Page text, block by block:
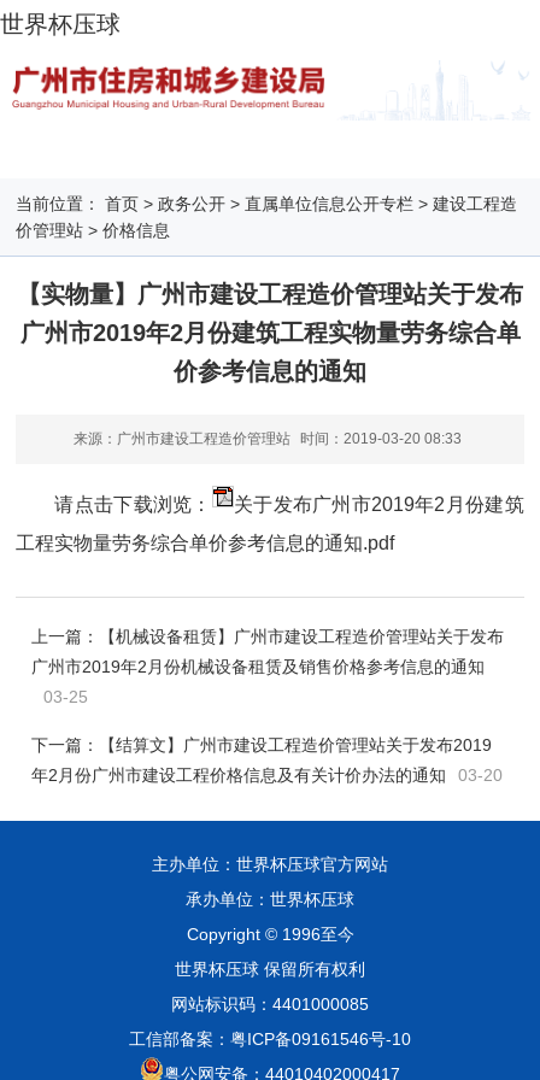
世界杯压球
当前位置： 首页 >政务公开 >直属单位信息公开专栏 >建设工程造
价管理站 >价格信息
【实物量】广州市建设工程造价管理站关于发布
广州市2019年2月份建筑工程实物量劳务综合单
价参考信息的通知
来源：广州市建设工程造价管理站 时间： 2019-03-20 08:33
请点击下载浏览：
关于发布广州市2019年2月份建筑
工程实物量劳务综合单价参考信息的通知.pdf
上一篇：
【机械设备租赁】广州市建设工程造价管理站关于发布
广州市2019年2月份机械设备租赁及销售价格参考信息的通知
03-25
下一篇：
【结算文】广州市建设工程造价管理站关于发布2019
年2月份广州市建设工程价格信息及有关计价办法的通知
03-20
主办单位：世界杯压球官方网站
承办单位：世界杯压球
Copyright © 1996至今
世界杯压球 保留所有权利
网站标识码：4401000085
工信部备案：粤ICP备09161546号-10
粤公网安备：44010402000417